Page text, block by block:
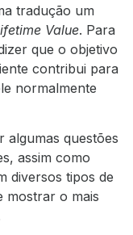
tradução um
Value. Para
que o objetivo
contribui para
normalmente
algumas questões
assim como
diversos tipos de
mostrar o mais